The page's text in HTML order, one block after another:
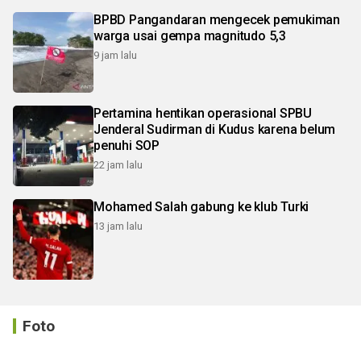
BPBD Pangandaran mengecek pemukiman
warga usai gempa magnitudo 5,3
9 jam lalu
Pertamina hentikan operasional SPBU
Jenderal Sudirman di Kudus karena belum
penuhi SOP
22 jam lalu
Mohamed Salah gabung ke klub Turki
13 jam lalu
Foto